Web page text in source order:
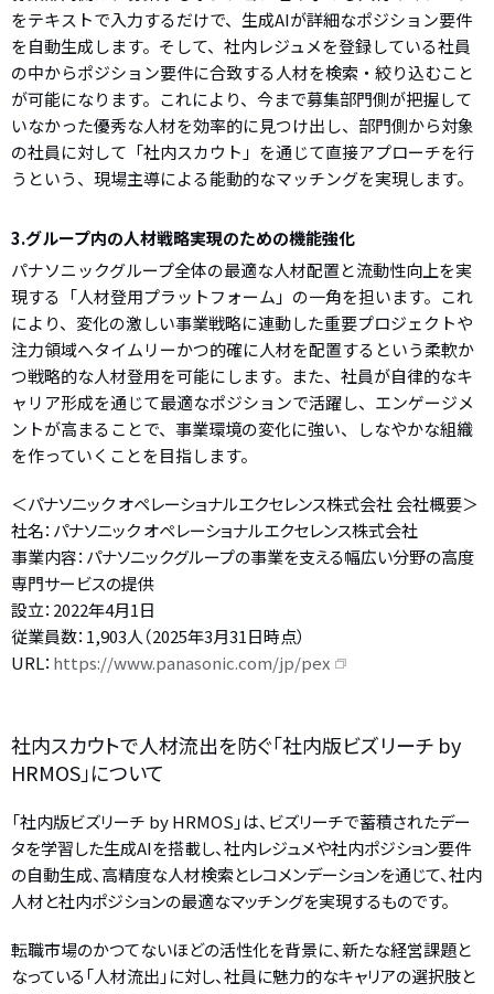
をテキストで入力するだけで、生成AIが詳細なポジション要件
を自動生成します。そして、社内レジュメを登録している社員
の中からポジション要件に合致する人材を検索・絞り込むこと
が可能になります。これにより、今まで募集部門側が把握して
いなかった優秀な人材を効率的に見つけ出し、部門側から対象
の社員に対して「社内スカウト」を通じて直接アプローチを行
うという、現場主導による能動的なマッチングを実現します。
3.グループ内の人材戦略実現のための機能強化
パナソニックグループ全体の最適な人材配置と流動性向上を実
現する「人材登用プラットフォーム」の一角を担います。これ
により、変化の激しい事業戦略に連動した重要プロジェクトや
注力領域へタイムリーかつ的確に人材を配置するという柔軟か
つ戦略的な人材登用を可能にします。また、社員が自律的なキ
ャリア形成を通じて最適なポジションで活躍し、エンゲージメ
ントが高まることで、事業環境の変化に強い、しなやかな組織
を作っていくことを目指します。
＜パナソニック オペレーショナルエクセレンス株式会社 会社概要＞
社名：パナソニック オペレーショナルエクセレンス株式会社
事業内容：パナソニックグループの事業を支える幅広い分野の高度
専門サービスの提供
設立：2022年4月1日
従業員数：1,903人（2025年3月31日時点）
URL： https://www.panasonic.com/jp/pex
社内スカウトで人材流出を防ぐ「社内版ビズリーチ by
HRMOS」について
「社内版ビズリーチ by HRMOS」は、ビズリーチで蓄積されたデー
タを学習した生成AIを搭載し、社内レジュメや社内ポジション要件
の自動生成、高精度な人材検索とレコメンデーションを通じて、社内
人材と社内ポジションの最適なマッチングを実現するものです。
転職市場のかつてないほどの活性化を背景に、新たな経営課題と
なっている「人材流出」に対し、社員に魅力的なキャリアの選択肢と